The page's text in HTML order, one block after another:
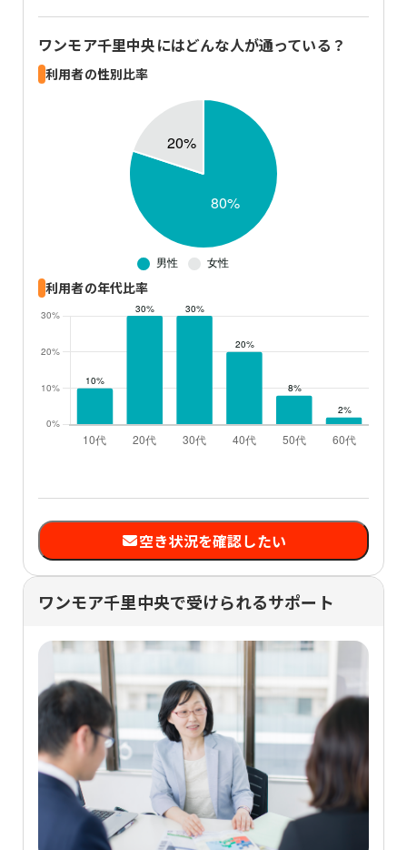
ワンモア千里中央にはどんな人が通っている？
利用者の性別比率
利用者の年代比率
空き状況を確認したい
ワンモア千里中央で受けられるサポート